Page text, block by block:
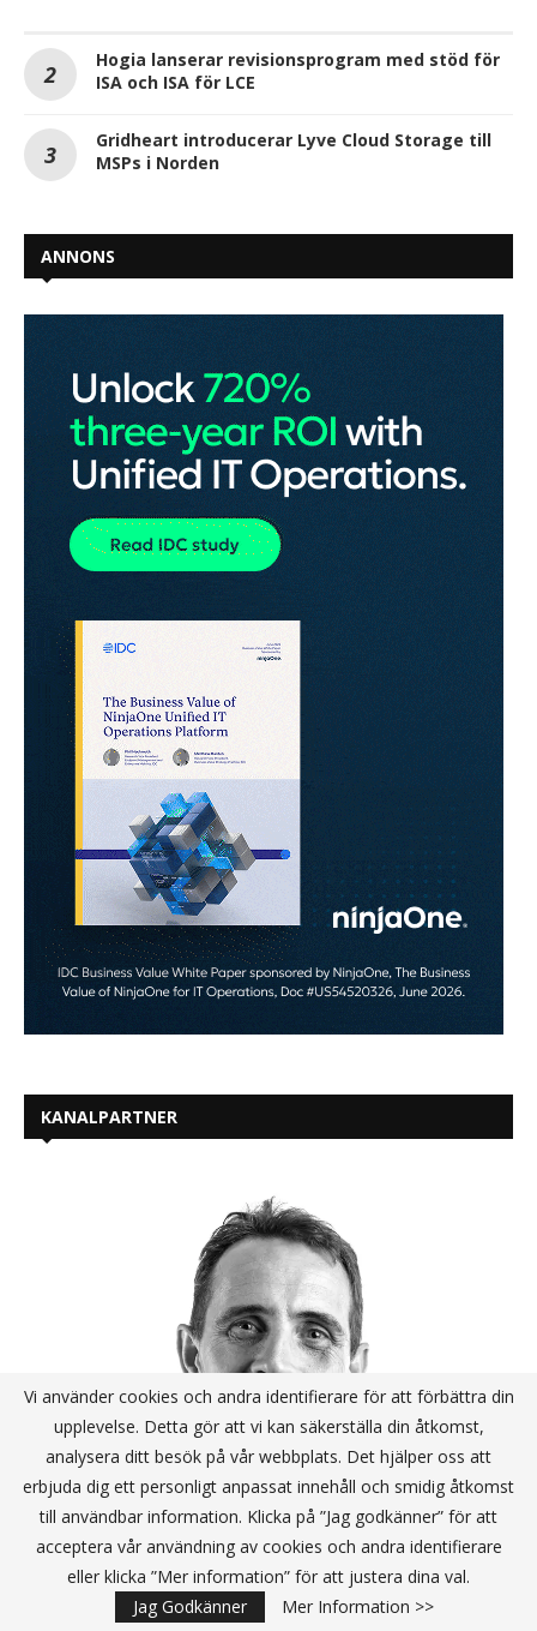
Hogia lanserar revisionsprogram med stöd för
ISA och ISA för LCE
Gridheart introducerar Lyve Cloud Storage till
MSPs i Norden
ANNONS
KANALPARTNER
Så kan MSP:er undvika cyberattacker
Pax8: så gick det i Norden 2025 för partners
Vi använder cookies och andra identifierare för att förbättra din
upplevelse. Detta gör att vi kan säkerställa din åtkomst,
analysera ditt besök på vår webbplats. Det hjälper oss att
erbjuda dig ett personligt anpassat innehåll och smidig åtkomst
till användbar information. Klicka på ”Jag godkänner” för att
acceptera vår användning av cookies och andra identifierare
eller klicka ”Mer information” för att justera dina val.
Jag Godkänner
Mer Information >>